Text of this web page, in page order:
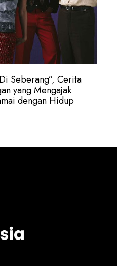
Seberang”, Cerita
yang Mengajak
dengan Hidup